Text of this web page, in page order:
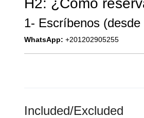
H2: ¿Cómo
1- Escríbenos
WhatsApp: +201202905255
Included/Excluded